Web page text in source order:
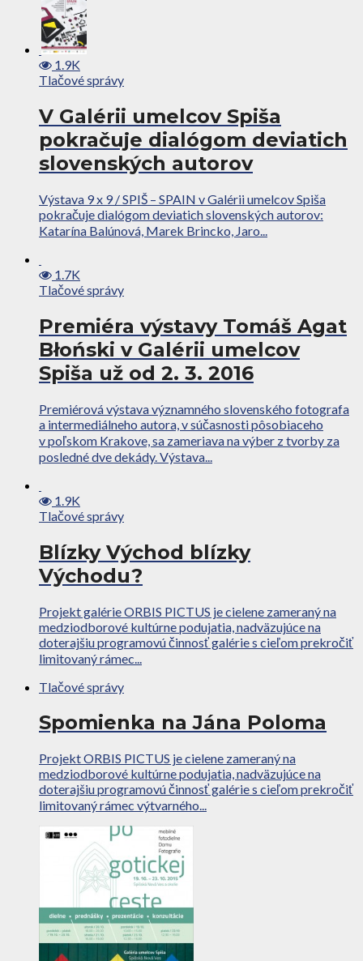
1.9K
Tlačové správy
V Galérii umelcov Spiša
pokračuje dialógom deviatich
slovenských autorov
Výstava 9 x 9 / SPIŠ – SPAIN v Galérii umelcov Spiša
pokračuje dialógom deviatich slovenských autorov:
Katarína Balúnová, Marek Brincko, Jaro...
1.7K
Tlačové správy
Premiéra výstavy Tomáš Agat
Błoński v Galérii umelcov
Spiša už od 2. 3. 2016
Premiérová výstava významného slovenského fotografa
a intermediálneho autora, v súčasnosti pôsobiaceho
v poľskom Krakove, sa zameriava na výber z tvorby za
posledné dve dekády. Výstava...
1.9K
Tlačové správy
Blízky Východ blízky
Východu?
Projekt galérie ORBIS PICTUS je cielene zameraný na
medziodborové kultúrne podujatia, nadväzujúce na
doterajšiu programovú činnosť galérie s cieľom prekročiť
limitovaný rámec...
Tlačové správy
Spomienka na Jána Poloma
Projekt ORBIS PICTUS je cielene zameraný na
medziodborové kultúrne podujatia, nadväzujúce na
doterajšiu programovú činnosť galérie s cieľom prekročiť
limitovaný rámec výtvarného...